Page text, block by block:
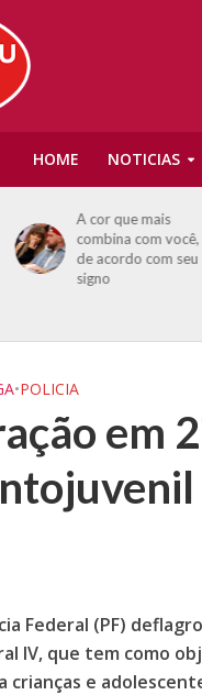
HOME NOTICIAS
A cor que mais
combina com você,
de acordo com seu
signo
•POLICIA
em
Federal (PF)
IV, que tem como
crianças e